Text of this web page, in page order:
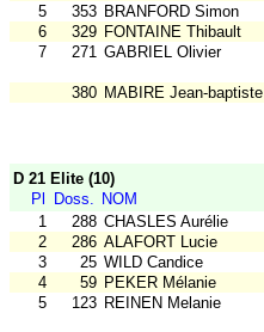
5
353 BRANFORD Simon
6
329 FONTAINE Thibault
7
271 GABRIEL Olivier
380 MABIRE Jean-baptiste
D 21 Elite (10)
Pl
Doss. NOM
1
288 CHASLES Aurélie
2
286 ALAFORT Lucie
3
25 WILD Candice
4
59 PEKER Mélanie
5
123 REINEN Melanie